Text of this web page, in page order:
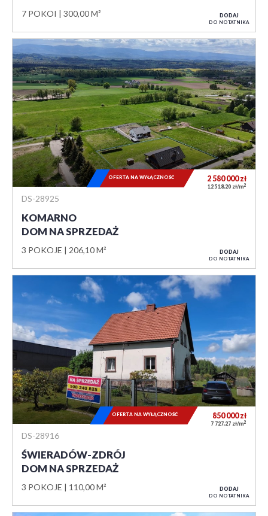
7 POKOI 300,00 M² DODAJ
DO NOTATNIKA
DS-28925
KOMARNO
DOM NA SPRZEDAŻ
3 POKOJE 206,10 M²
2 580 000zł
12 518,20 zł/m2
OFERTA NA WYŁĄCZNOŚĆ
DODAJ
DO NOTATNIKA
DS-28916
ŚWIERADÓW-ZDRÓJ
DOM NA SPRZEDAŻ
3 POKOJE 110,00 M²
850 000zł
7 727,27 zł/m2
OFERTA NA WYŁĄCZNOŚĆ
DODAJ
DO NOTATNIKA